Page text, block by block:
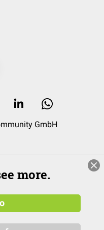
GmbH
more.